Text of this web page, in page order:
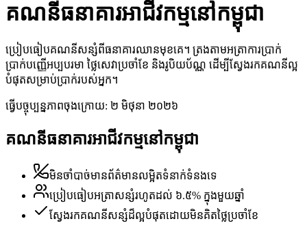
គណនីធនាគារអាជីវកម្មនៅកម្ពុជា
ប្រៀបធៀបគណនីសន្សំពីធនាគារឈានមុខគេ។ ត្រងតាមអត្រាការប្រាក់
ប្រាក់បញ្ញើអប្បបរមា ថ្លៃសេវាប្រចាំខែ និងរូបិយប័ណ្ណ ដើម្បីស្វែងរកគណនីល្អ
បំផុតសម្រាប់ប្រាក់របស់អ្នក។
ធ្វើបច្ចុប្បន្នភាពចុងក្រោយ: ២ មិថុនា ២០២៦
គណនីធនាគារអាជីវកម្មនៅកម្ពុជា
មិនចាំបាច់មានព័ត៌មានលម្អិតទំនាក់ទំនងទេ
ប្រៀបធៀបអត្រាសន្សំរហូតដល់ ៦.៥% ក្នុងមួយឆ្នាំ
ស្វែងរកគណនីសន្សំដ៏ល្អបំផុតដោយមិនគិតថ្លៃប្រចាំខែ